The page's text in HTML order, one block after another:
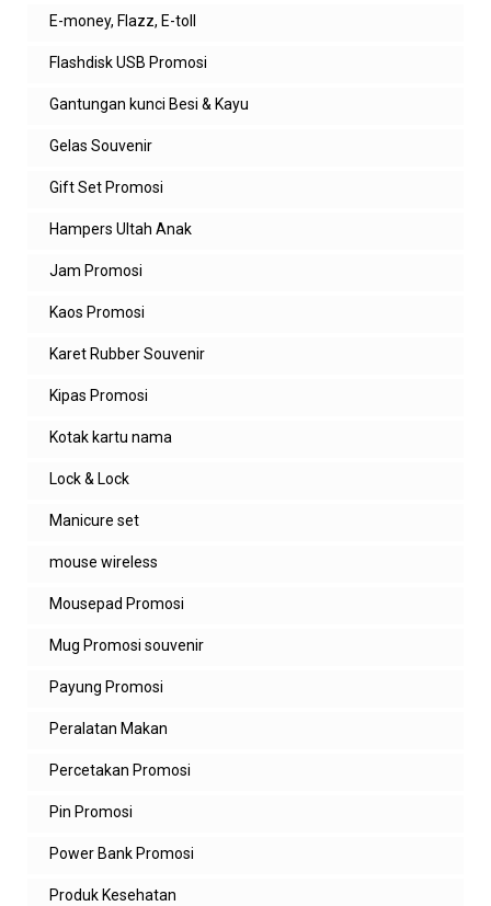
E-money, Flazz, E-toll
Flashdisk USB Promosi
Gantungan kunci Besi & Kayu
Gelas Souvenir
Gift Set Promosi
Hampers Ultah Anak
Jam Promosi
Kaos Promosi
Karet Rubber Souvenir
Kipas Promosi
Kotak kartu nama
Lock & Lock
Manicure set
mouse wireless
Mousepad Promosi
Mug Promosi souvenir
Payung Promosi
Peralatan Makan
Percetakan Promosi
Pin Promosi
Power Bank Promosi
Produk Kesehatan